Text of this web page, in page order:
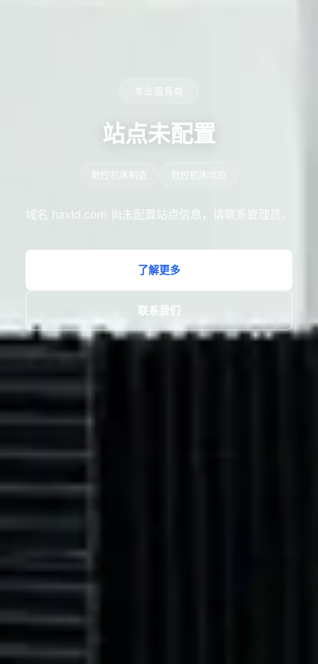
专业服务商
站点未配置
数控机床制造 数控机床供应
域名 haxld.com 尚未配置站点信息，请联系管理员。
了解更多
联系我们